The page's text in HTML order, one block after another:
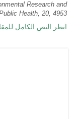
Research and
Health, 20, 4953.
انظر النص الكامل